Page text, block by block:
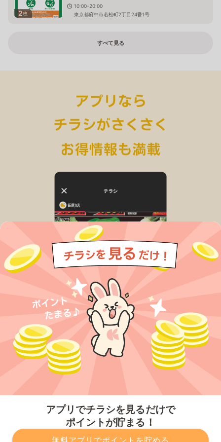
アプリでチラシを見るだけで
ポイントが貯まる！
無料アプリでポイントを貯める
2枚
10:00-20:00
東京都府中市若松町2丁目24番1号
すべて見る